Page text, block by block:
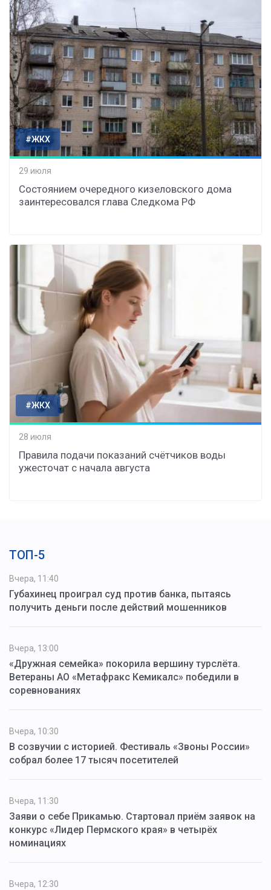
#ЖКХ
29 июля
Состоянием очередного кизеловского дома
заинтересовался глава Следкома РФ
#ЖКХ
28 июля
Правила подачи показаний счётчиков воды
ужесточат с начала августа
ТОП-5
Вчера, 11:40
Губахинец проиграл суд против банка, пытаясь
получить деньги после действий мошенников
Вчера, 13:00
«Дружная семейка» покорила вершину турслёта.
Ветераны АО «Метафракс Кемикалс» победили в
соревнованиях
Вчера, 10:30
В созвучии с историей. Фестиваль «Звоны России»
собрал более 17 тысяч посетителей
Вчера, 11:30
Заяви о себе Прикамью. Стартовал приём заявок на
конкурс «Лидер Пермского края» в четырёх
номинациях
Вчера, 12:30